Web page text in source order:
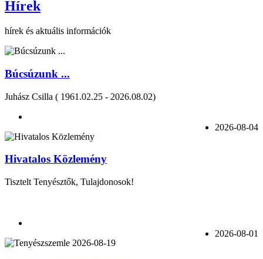
Hírek
hírek és aktuális információk
Búcsúzunk ...
Juhász Csilla ( 1961.02.25 - 2026.08.02)
2026-08-04
Hivatalos Közlemény
Tisztelt Tenyésztők, Tulajdonosok!
2026-08-01